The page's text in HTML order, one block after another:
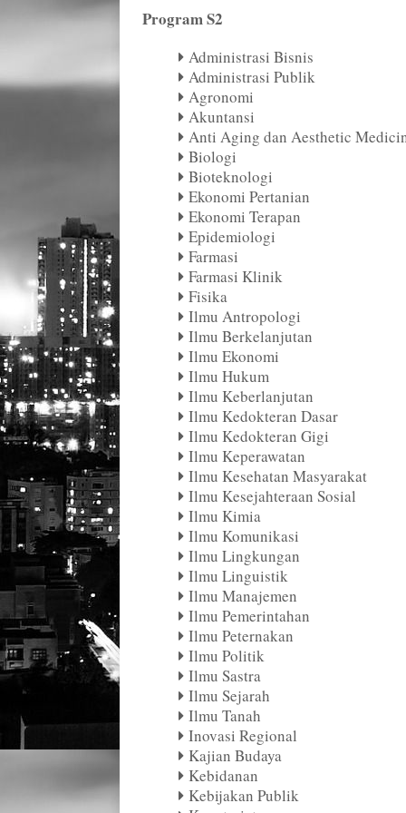
Program S2
Administrasi Bisnis
Administrasi Publik
Agronomi
Akuntansi
Anti Aging dan Aesthetic
Biologi
Bioteknologi
Ekonomi Pertanian
Ekonomi Terapan
Epidemiologi
Farmasi
Farmasi Klinik
Fisika
Ilmu Antropologi
Ilmu Berkelanjutan
Ilmu Ekonomi
Ilmu Hukum
Ilmu Keberlanjutan
Ilmu Kedokteran Dasar
Ilmu Kedokteran Gigi
Ilmu Keperawatan
Ilmu Kesehatan Masyarakat
Ilmu Kesejahteraan Sosial
Ilmu Kimia
Ilmu Komunikasi
Ilmu Lingkungan
Ilmu Linguistik
Ilmu Manajemen
Ilmu Pemerintahan
Ilmu Peternakan
Ilmu Politik
Ilmu Sastra
Ilmu Sejarah
Ilmu Tanah
Inovasi Regional
Kajian Budaya
Kebidanan
Kebijakan Publik